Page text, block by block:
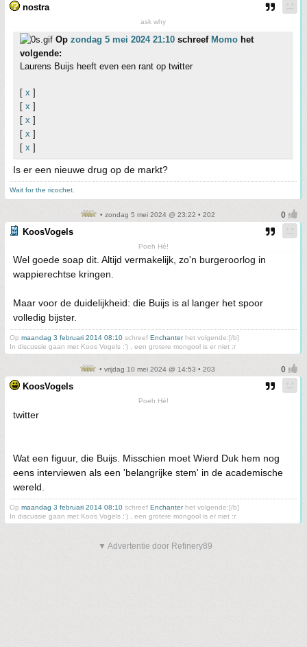
nostra
ask why
Op zondag 5 mei 2024 21:10 schreef Momo het
volgende:
Laurens Buijs heeft even een rant op twitter
[ x ]
[ x ]
[ x ]
[ x ]
[ x ]
Is er een nieuwe drug op de markt?
Wait for the ricochet.
• zondag 5 mei 2024 @ 23:22 • 202
KoosVogels
Poeh Hé!
Wel goede soap dit. Altijd vermakelijk, zo'n burgeroorlog in
wappierechtse kringen.
Maar voor de duidelijkheid: die Buijs is al langer het spoor
volledig bijster.
Op maandag 3 februari 2014 08:10 schreef Enchanterhet volgende:[/b]
In discussie gaan met Koos Vogels :') , een grotere mongool is er niet :r
• vrijdag 10 mei 2024 @ 14:53 • 203
KoosVogels
Poeh Hé!
twitter
Wat een figuur, die Buijs. Misschien moet Wierd Duk hem nog
eens interviewen als een 'belangrijke stem' in de academische
wereld.
Op maandag 3 februari 2014 08:10 schreef Enchanterhet volgende:[/b]
In discussie gaan met Koos Vogels :') , een grotere mongool is er niet :r
▼ Advertentie door Refinery89